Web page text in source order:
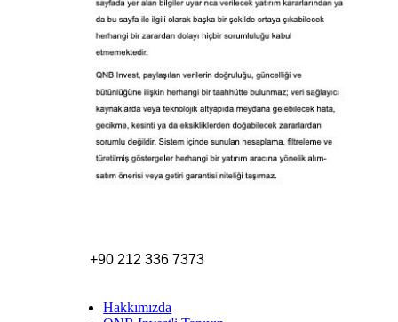
+90 212 336 7373
Hakkımızda